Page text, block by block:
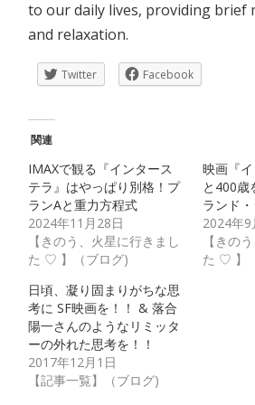
to our daily lives, providing brief
and relaxation.
Twitter Facebook
関連
IMAXで観る『インタース
テラ』はやっぱり別格！プ
ランAと重力方程式
2024年11月28日
【きのう、火星に行きまし
た ♡ 】（ブログ)
映画『イ
と400歳
ランド
2024年9
【きの
た ♡ 】
日頃、凝り固まりがちな思
考に SF映画を！！ & 落合
陽一さんのようなリミッタ
ーの外れた思考を！！
2017年12月1日
【記事一覧】（ブログ)